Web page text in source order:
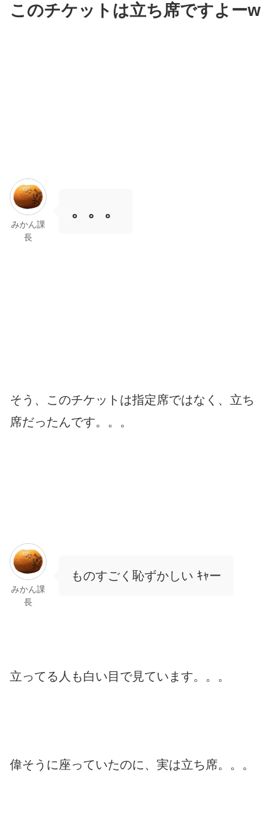
このチケットは立ち席ですよーw
みかん課
長
。。。
そう、このチケットは指定席ではなく、立ち
席だったんです。。。
みかん課
長
ものすごく恥ずかしい ｷｬー
立ってる人も白い目で見ています。。。
偉そうに座っていたのに、実は立ち席。。。